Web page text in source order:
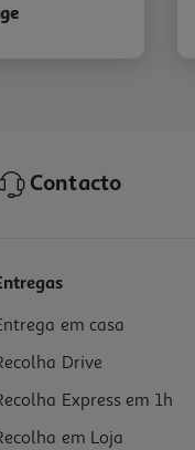
Contacto
em casa
Drive
Express em 1h
em Loja